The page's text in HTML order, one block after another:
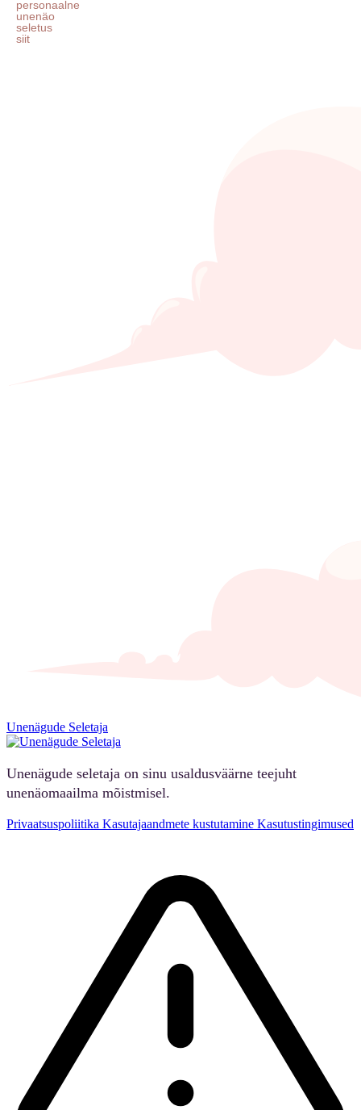
Unenägude Seletaja
Unenägude seletaja on sinu usaldusväärne teejuht
unenäomaailma mõistmisel.
Privaatsuspoliitika Kasutajaandmete kustutamine Kasutustingimused